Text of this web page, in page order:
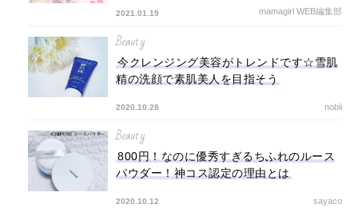
2021.01.19 mamagirl WEB編集部
Beauty
今クレンジング美容がトレンドです☆雪肌
精の洗顔で素肌美人を目指そう
2020.10.28 nobii
Beauty
800円！なのに優秀すぎるちふれのルース
パウダー！神コス認定の理由とは
2020.10.12 sayaco